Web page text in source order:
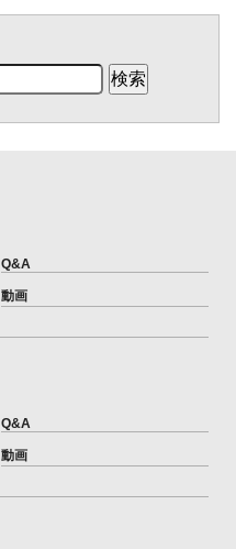
Q&A
動画
Q&A
動画